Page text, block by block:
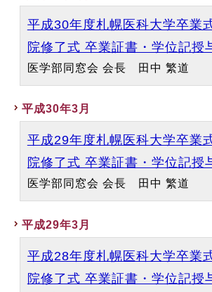
平成30年度札幌医科大学卒業
院修了式 卒業証書・学位記授
医学部同窓会 会長 田中 繁道
平成30年3月
平成29年度札幌医科大学卒業
院修了式 卒業証書・学位記授
医学部同窓会 会長 田中 繁道
平成29年3月
平成28年度札幌医科大学卒業
院修了式 卒業証書・学位記授